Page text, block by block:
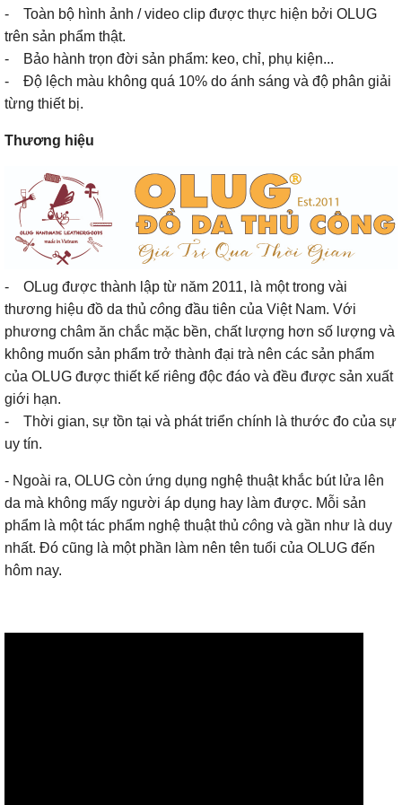
- Toàn bộ hình ảnh / video clip được thực hiện bởi OLUG
trên sản phẩm thật.
- Bảo hành trọn đời sản phẩm: keo, chỉ, phụ kiện...
- Độ lệch màu không quá 10% do ánh sáng và độ phân giải
từng thiết bị.
Thương hiệu
- OLug được thành lập từ năm 2011, là một trong vài
thương hiệu đồ da thủ công đầu tiên của Việt Nam. Với
phương châm ăn chắc mặc bền, chất lượng hơn số lượng và
không muốn sản phẩm trở thành đại trà nên các sản phẩm
của OLUG được thiết kế riêng độc đáo và đều được sản xuất
giới hạn.
- Thời gian, sự tồn tại và phát triển chính là thước đo của sự
uy tín.
- Ngoài ra, OLUG còn ứng dụng nghệ thuật khắc bút lửa lên
da mà không mấy người áp dụng hay làm được. Mỗi sản
phẩm là một tác phẩm nghệ thuật thủ công và gần như là duy
nhất. Đó cũng là một phần làm nên tên tuổi của OLUG đến
hôm nay.